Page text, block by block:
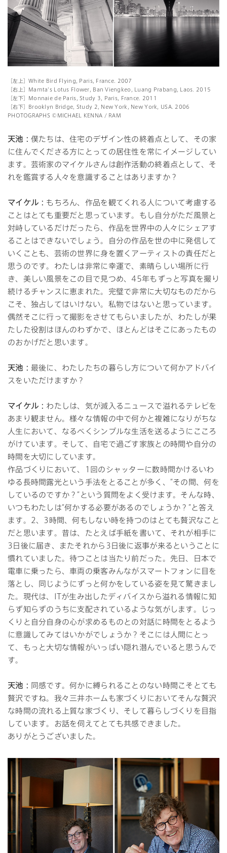
［左上］White Bird Flying, Paris, France. 2007
［右上］Mamta's Lotus Flower, Ban Viengkeo, Luang Prabang, Laos. 2015
［左下］Monnaie de Paris, Study 3, Paris, France. 2011
［右下］Brooklyn Bridge, Study 2, New York, New York, USA. 2006
PHOTOGRAPHS ©MICHAEL KENNA / RAM
天池： 僕たちは、住宅のデザイン性の終着点として、その家
に住んでくださる方にとっての居住性を常にイメージしてい
ます。芸術家のマイケルさんは創作活動の終着点として、そ
れを鑑賞する人々を意識することはありますか？
マイケル： もちろん、作品を観てくれる人について考慮する
ことはとても重要だと思っています。もし自分がただ風景と
対峙しているだけだったら、作品を世界中の人々にシェアす
ることはできないでしょう。自分の作品を世の中に発信して
いくことも、芸術の世界に身を置くアーティストの責任だと
思うのです。わたしは非常に幸運で、素晴らしい場所に行
き、美しい風景をこの目で見つめ、45年もずっと写真を撮り
続けるチャンスに恵まれた。完璧で非常に大切なものだから
こそ、独占してはいけない。私物ではないと思っています。
偶然そこに行って撮影をさせてもらいましたが、わたしが果
たした役割はほんのわずかで、ほとんどはそこにあったもの
のおかげだと思います。
天池： 最後に、わたしたちの暮らし方について何かアドバイ
スをいただけますか？
マイケル： わたしは、気が滅入るニュースで溢れるテレビを
あまり観ません。様々な情報の中で何かと複雑になりがちな
人生において、なるべくシンプルな生活を送るようにこころ
がけています。そして、自宅で過ごす家族との時間や自分の
時間を大切にしています。
作品づくりにおいて、1回のシャッターに数時間かけるいわ
ゆる長時間露光という手法をとることが多く、“その間、何を
しているのですか？”という質問をよく受けます。そんな時、
いつもわたしは“何かする必要があるのでしょうか？”と答え
ます。2、3時間、何もしない時を持つのはとても贅沢なこと
だと思います。昔は、たとえば手紙を書いて、それが相手に
3日後に届き、またそれから3日後に返事が来るということに
慣れていました。待つことは当たり前だった。先日、日本で
電車に乗ったら、車両の乗客みんながスマートフォンに目を
落とし、同じようにずっと何かをしている姿を見て驚きまし
た。現代は、ITが生み出したディバイスから溢れる情報に知
らず知らずのうちに支配されているような気がします。じっ
くりと自分自身の心が求めるものとの対話に時間をとるよう
に意識してみてはいかがでしょうか？そこには人間にとっ
て、もっと大切な情報がいっぱい隠れ潜んでいると思うんで
す。
天池： 同感です。何かに縛られることのない時間こそとても
贅沢ですね。我々三井ホームも家づくりにおいてそんな贅沢
な時間の流れる上質な家づくり、そして暮らしづくりを目指
しています。お話を伺えてとても共感できました。
ありがとうございました。